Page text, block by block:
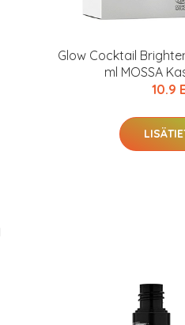
Glow Cocktail
ml MOSSA
10.9